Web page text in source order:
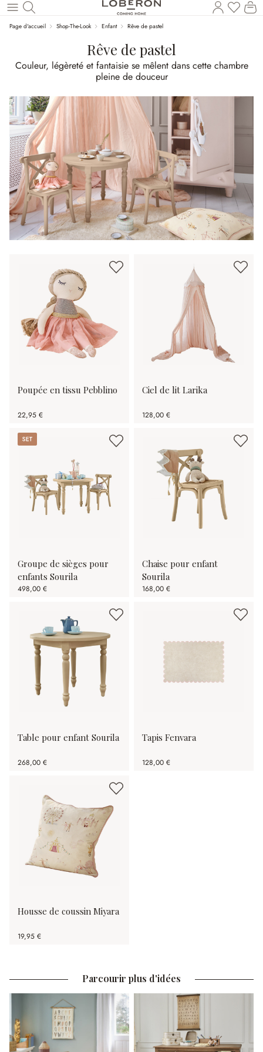
Revenir au contenu principal
Vous
Page d'accueil Shop-The-Look Enfant Rêve de pastel
Rêve de pastel
Couleur, légèreté et fantaisie se mêlent dans cette chambre
pleine de douceur
Poupée en tissu Pebblino
22,95 €
Ciel de lit Larika
128,00 €
Set
Groupe de sièges pour
enfants Sourila
498,00 €
Chaise pour enfant
Sourila
168,00 €
Table pour enfant Sourila
268,00 €
Tapis Fenvara
128,00 €
Housse de coussin Miyara
19,95 €
Parcourir plus d'idées